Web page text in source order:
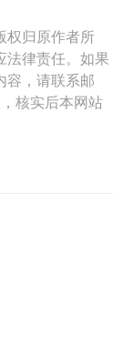
权归原作者所
法律责任。如果
容，请联系邮
核实后本网站